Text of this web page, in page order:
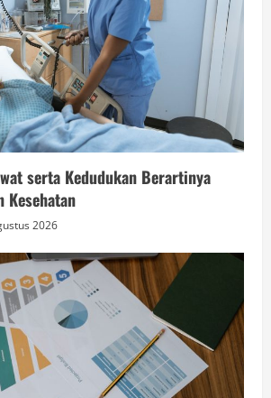
serta Kedudukan Berartinya
Kesehatan
2026